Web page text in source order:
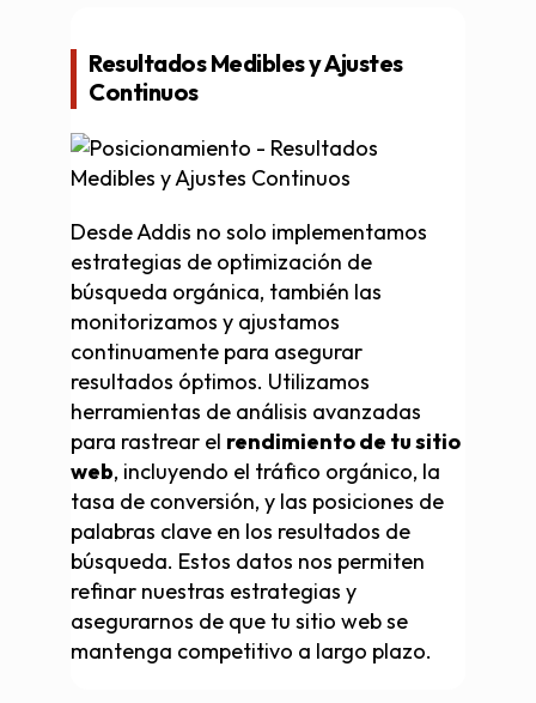
Resultados Medibles y Ajustes
Continuos
Desde Addis no solo implementamos
estrategias de optimización de
búsqueda orgánica, también las
monitorizamos y ajustamos
continuamente para asegurar
resultados óptimos. Utilizamos
herramientas de análisis avanzadas
para rastrear el rendimiento de tu sitio
web, incluyendo el tráfico orgánico, la
tasa de conversión, y las posiciones de
palabras clave en los resultados de
búsqueda. Estos datos nos permiten
refinar nuestras estrategias y
asegurarnos de que tu sitio web se
mantenga competitivo a largo plazo.